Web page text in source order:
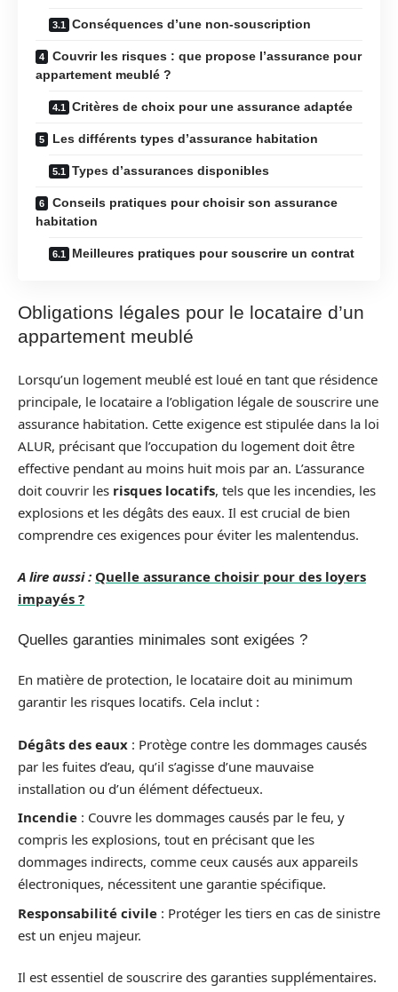
Conséquences d’une non-souscription
Couvrir les risques : que propose l’assurance pour
appartement meublé ?
Critères de choix pour une assurance adaptée
Les différents types d’assurance habitation
Types d’assurances disponibles
Conseils pratiques pour choisir son assurance
habitation
Meilleures pratiques pour souscrire un contrat
Obligations légales pour le locataire d’un
appartement meublé
Lorsqu’un logement meublé est loué en tant que résidence
principale, le locataire a l’obligation légale de souscrire une
assurance habitation. Cette exigence est stipulée dans la loi
ALUR, précisant que l’occupation du logement doit être
effective pendant au moins huit mois par an. L’assurance
doit couvrir les risques locatifs, tels que les incendies, les
explosions et les dégâts des eaux. Il est crucial de bien
comprendre ces exigences pour éviter les malentendus.
A lire aussi : Quelle assurance choisir pour des loyers
impayés ?
Quelles garanties minimales sont exigées ?
En matière de protection, le locataire doit au minimum
garantir les risques locatifs. Cela inclut :
Dégâts des eaux : Protège contre les dommages causés
par les fuites d’eau, qu’il s’agisse d’une mauvaise
installation ou d’un élément défectueux.
Incendie : Couvre les dommages causés par le feu, y
compris les explosions, tout en précisant que les
dommages indirects, comme ceux causés aux appareils
électroniques, nécessitent une garantie spécifique.
Responsabilité civile : Protéger les tiers en cas de sinistre
est un enjeu majeur.
Il est essentiel de souscrire des garanties supplémentaires.